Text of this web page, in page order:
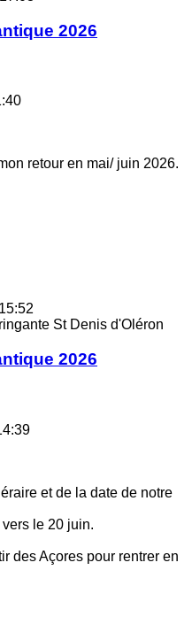
2026
retour en mai/ juin 2026.
St Denis d'Oléron
2026
et de la date de notre
le 20 juin.
des Açores pour rentrer en